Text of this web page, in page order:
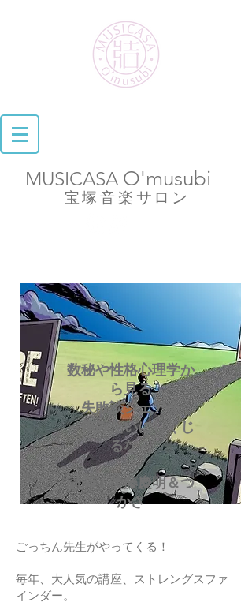
MUSICASA O'musubi
宝塚音楽 サロン
数秘や性格心理学か
ら見る
失敗談シェア会
～俺みたいにしくじ
るな～
​講師：後藤慶明＆つ
かさ
ごっちん先生がやってくる！
毎年、大人気の講座、ストレングスファ
インダー。